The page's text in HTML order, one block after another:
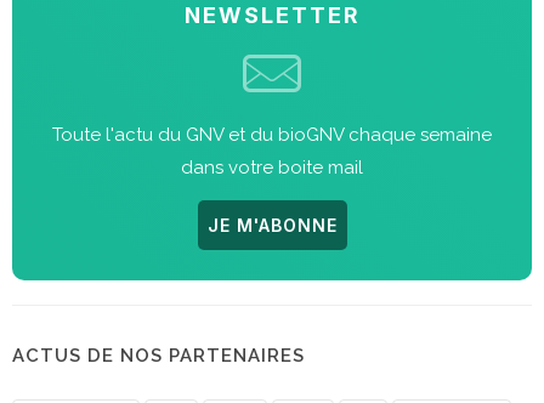
NEWSLETTER
Toute l'actu du GNV et du bioGNV chaque semaine
dans votre boite mail
JE M'ABONNE
ACTUS DE NOS PARTENAIRES